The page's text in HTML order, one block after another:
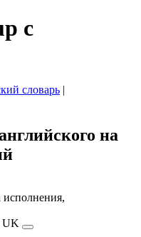
с
словарь |
на
исполнения,
UK